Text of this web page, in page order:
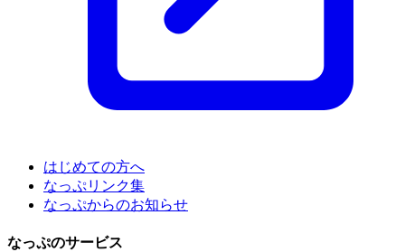
はじめての方へ
なっぷリンク集
なっぷからのお知らせ
なっぷのサービス